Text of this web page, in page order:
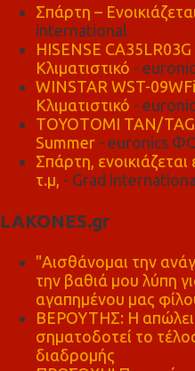
Σπάρτη –
international
HISENSE
Κλιματιστικό -
WINSTAR WST-
Κλιματιστικό -
TOYOTOMI TAN/
Summer - euronics
Σπάρτη,
τ.μ, - Grad
LAKONES.gr
"Αισθάνομαι την
την βαθιά μου λύπη
αγαπημένου μας
ΒΕΡΟΥΤΗΣ: Η
σηματοδοτεί το
διαδρομής